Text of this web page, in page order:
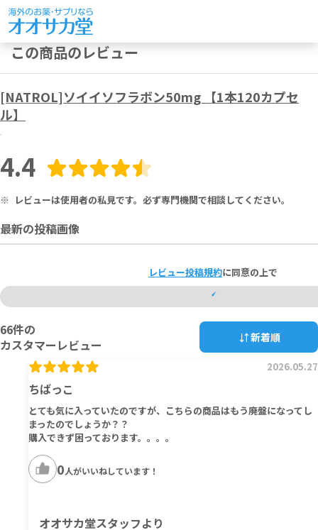
この商品のレビュー
[NATROL]ソイイソフラボン50mg 【1本120カプセ
ル】
4.4
※ レビューは使用者の私見です。必ず専門機関で相談してください。
最新の投稿画像
レビュー投稿規約に同意の上で
66件の
カスタマーレビュー
新着順
ちばっこ
2026.05.27
とても気に入っていたのですが、こちらの商品はもう廃盤になってし
まったのでしょうか？？
購入できず困っております。。。。
0人がいいねしています！
オオサカ堂スタッフより